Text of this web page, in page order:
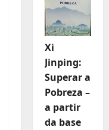
Xi
Jinping:
Superar a
Pobreza –
a partir
da base